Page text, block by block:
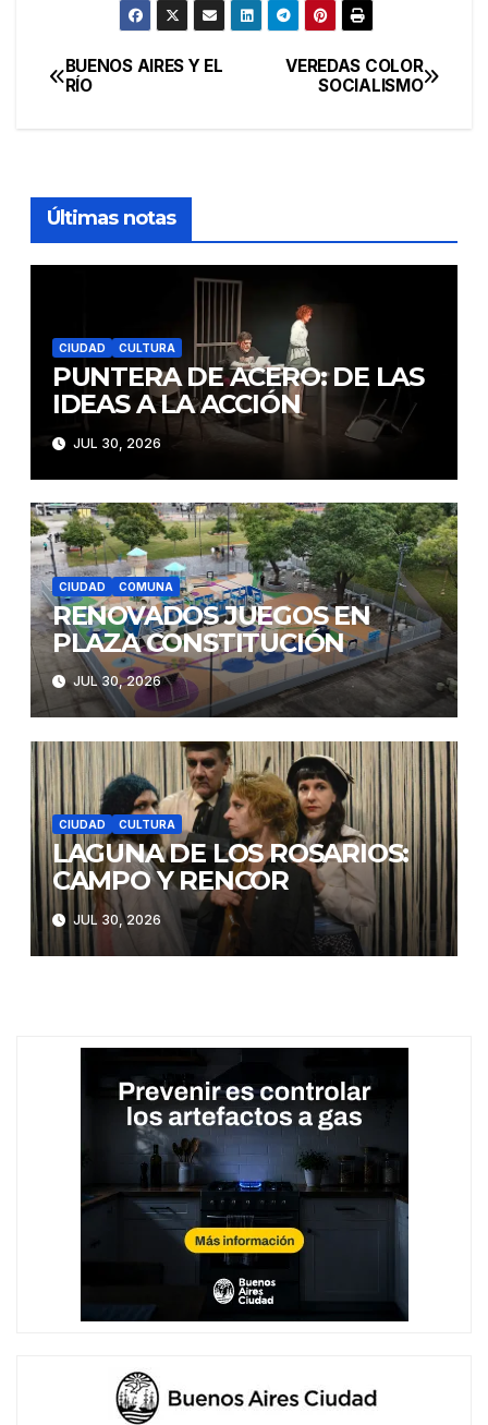
Navegación
VEREDAS COLOR
SOCIALISMO
BUENOS AIRES Y EL
RÍO
Últimas notas
CIUDAD CULTURA
PUNTERA DE ACERO: DE LAS
IDEAS A LA ACCIÓN
JUL 30, 2026
CIUDAD COMUNA
RENOVADOS JUEGOS EN
PLAZA CONSTITUCIÓN
JUL 30, 2026
CIUDAD CULTURA
LAGUNA DE LOS ROSARIOS:
CAMPO Y RENCOR
JUL 30, 2026